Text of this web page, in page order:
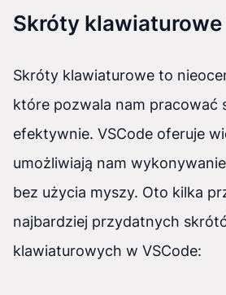
Skróty klawiaturowe
Skróty klawiaturowe to
które pozwala nam pracować
efektywnie. VSCode oferuje
umożliwiają nam
bez użycia myszy. Oto kilka
najbardziej przydatnych
klawiaturowych w VSCode: